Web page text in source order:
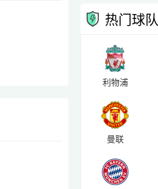
热门球队
利物浦
曼联